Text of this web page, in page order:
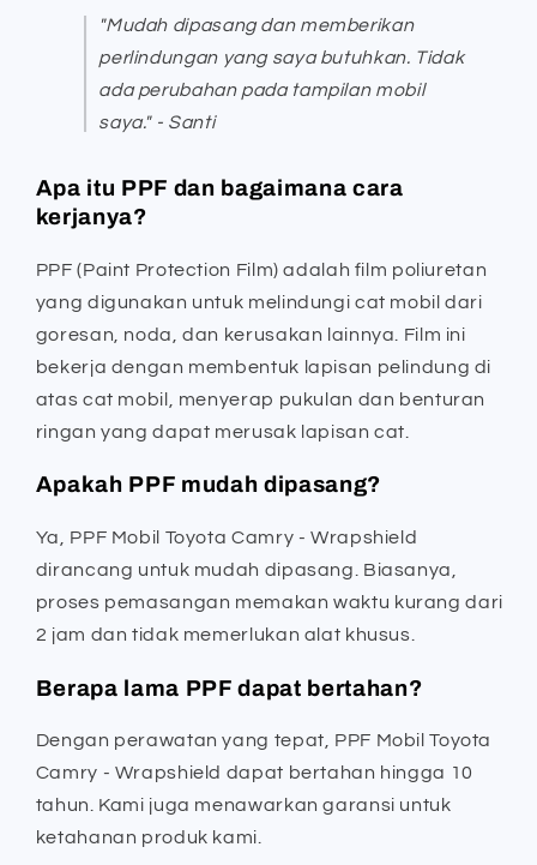
"Mudah dipasang dan memberikan
perlindungan yang saya butuhkan. Tidak
ada perubahan pada tampilan mobil
saya." - Santi
Apa itu PPF dan bagaimana cara
kerjanya?
PPF (Paint Protection Film) adalah film poliuretan
yang digunakan untuk melindungi cat mobil dari
goresan, noda, dan kerusakan lainnya. Film ini
bekerja dengan membentuk lapisan pelindung di
atas cat mobil, menyerap pukulan dan benturan
ringan yang dapat merusak lapisan cat.
Apakah PPF mudah dipasang?
Ya, PPF Mobil Toyota Camry - Wrapshield
dirancang untuk mudah dipasang. Biasanya,
proses pemasangan memakan waktu kurang dari
2 jam dan tidak memerlukan alat khusus.
Berapa lama PPF dapat bertahan?
Dengan perawatan yang tepat, PPF Mobil Toyota
Camry - Wrapshield dapat bertahan hingga 10
tahun. Kami juga menawarkan garansi untuk
ketahanan produk kami.